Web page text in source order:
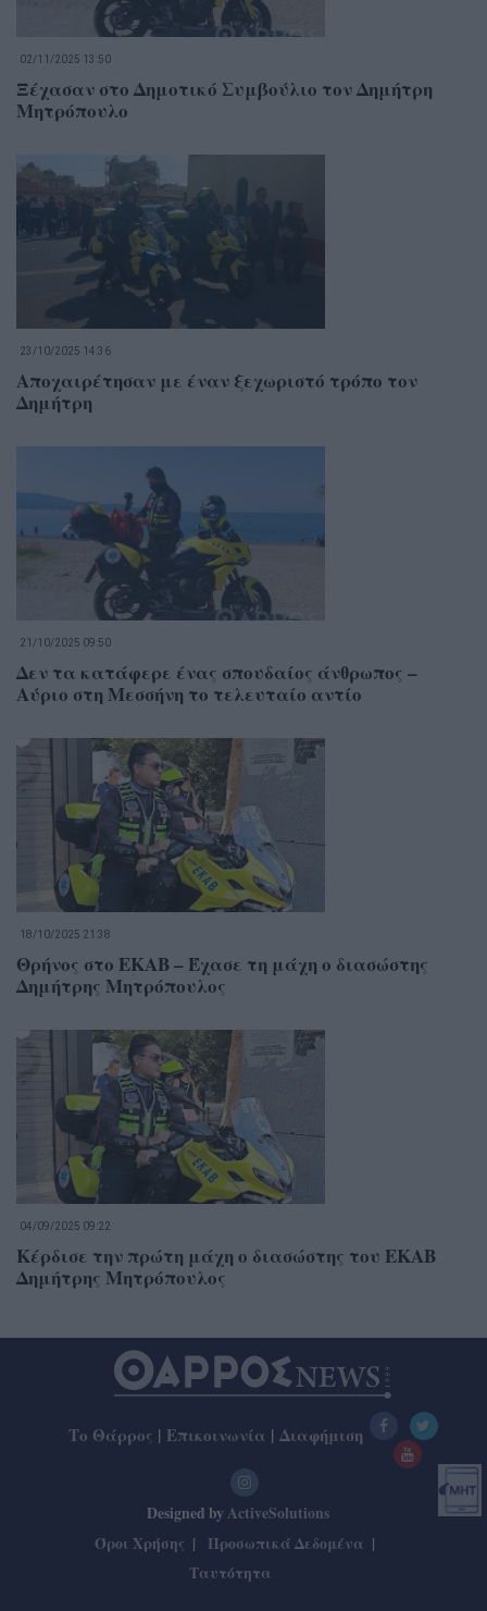
02/11/2025 13:50
Ξέχασαν στο Δημοτικό Συμβούλιο τον Δημήτρη
Μητρόπουλο
23/10/2025 14:36
Αποχαιρέτησαν με έναν ξεχωριστό τρόπο τον
Δημήτρη
21/10/2025 09:50
Δεν τα κατάφερε ένας σπουδαίος άνθρωπος –
Αύριο στη Μεσσήνη το τελευταίο αντίο
18/10/2025 21:38
Θρήνος στο ΕΚΑΒ – Έχασε τη μάχη ο διασώστης
Δημήτρης Μητρόπουλος
04/09/2025 09:22
Κέρδισε την πρώτη μάχη ο διασώστης του ΕΚΑΒ
Δημήτρης Μητρόπουλος
Το Θάρρος | Επικοινωνία | Διαφήμιση
Designed by ActiveSolutions
Όροι Χρήσης
Προσωπικά Δεδομένα
Ταυτότητα